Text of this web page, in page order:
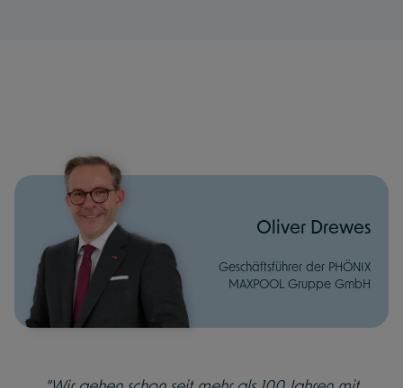
Oliver Drewes
Geschäftsführer der PHÖNIX
MAXPOOL Gruppe GmbH